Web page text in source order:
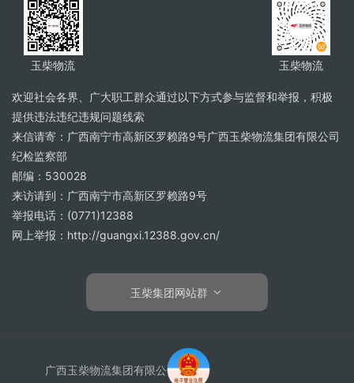
玉柴物流 玉柴物流
欢迎社会各界、广大职工群众通过以下方式参与监督和举报，积极
提供违法违纪违规问题线索
来信请寄：广西南宁市高新区罗赖路9号广西玉柴物流集团有限公司
纪检监察部
邮编：530028
来访请到：广西南宁市高新区罗赖路9号
举报电话：(0771)12388
网上举报：http://guangxi.12388.gov.cn/
玉柴集团网站群
广西玉柴物流集团有限公